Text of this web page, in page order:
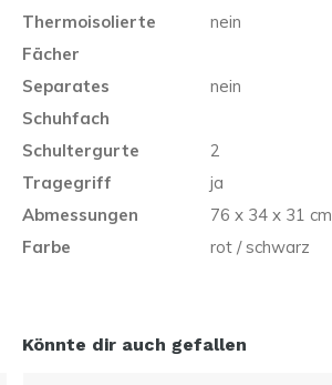
Thermoisolierte
Fächer
nein
Separates
Schuhfach
nein
Schultergurte
2
Tragegriff
ja
Abmessungen
76 x 34 x 31 cm
Farbe
rot / schwarz
Könnte dir auch gefallen